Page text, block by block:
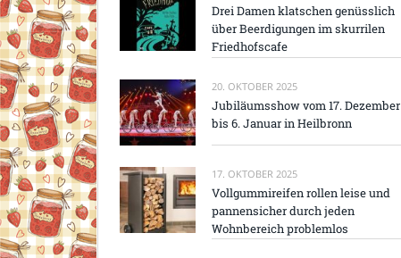
Drei Damen klatschen genüsslich
über Beerdigungen im skurrilen
Friedhofscafe
20. OKTOBER 2025
Jubiläumsshow vom 17. Dezember
bis 6. Januar in Heilbronn
17. OKTOBER 2025
Vollgummireifen rollen leise und
pannensicher durch jeden
Wohnbereich problemlos